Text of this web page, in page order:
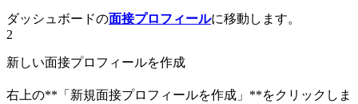
ダッシュボードの面接プロフィールに移動します。
2
新しい面接プロフィールを作成
右上の**「新規面接プロフィールを作成」**をクリックしま